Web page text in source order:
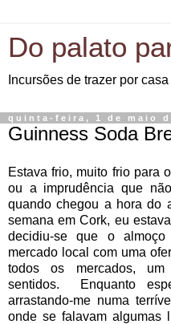
Do palato
Incursões de trazer por
quinta-feira, 1 de maio
Guinness Soda
Estava frio, muito frio para
ou a imprudência que
quando chegou a hora do
semana em Cork, eu
decidiu-se que o
mercado local com uma
todos os mercados,
sentidos. Enquanto
arrastando-me numa
onde se falavam algumas